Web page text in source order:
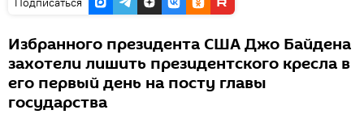
Избранного президента США Джо Байдена
захотели лишить президентского кресла в
его первый день на посту главы
государства